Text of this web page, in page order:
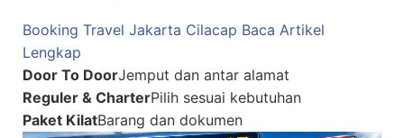
Booking Travel Jakarta Cilacap Baca Artikel
Lengkap
Door To DoorJemput dan antar alamat
Reguler & CharterPilih sesuai kebutuhan
Paket KilatBarang dan dokumen